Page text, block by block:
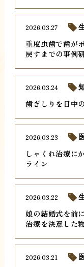
重度虫歯で歯が
戻すまでの事例
2026.03.27
歯ぎしりを日中
2026.03.24
しゃくれ治療に
ライン
2026.03.23
娘の結婚式を前
治療を決意した
2026.03.22
2026.03.21